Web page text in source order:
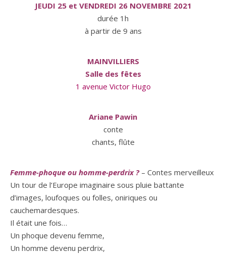
JEUDI 25 et VENDREDI 26 NOVEMBRE 2021
durée 1h
à partir de 9 ans
MAINVILLIERS
Salle des fêtes
1 avenue Victor Hugo
Ariane Pawin
conte
chants, flûte
Femme-phoque ou homme-perdrix ?– Contes merveilleux
Un tour de l’Europe imaginaire sous pluie battante
d’images, loufoques ou folles, oniriques ou
cauchemardesques.
Il était une fois…
Un phoque devenu femme,
Un homme devenu perdrix,